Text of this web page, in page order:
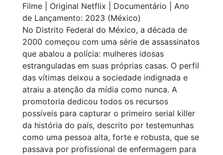
Filme | Original Netflix | Documentário | Ano
de Lançamento: 2023 (México)
No Distrito Federal do México, a década de
2000 começou com uma série de assassinatos
que abalou a polícia: mulheres idosas
estranguladas em suas próprias casas. O perfil
das vítimas deixou a sociedade indignada e
atraiu a atenção da mídia como nunca. A
promotoria dedicou todos os recursos
possíveis para capturar o primeiro serial killer
da história do país, descrito por testemunhas
como uma pessoa alta, forte e robusta, que se
passava por profissional de enfermagem para